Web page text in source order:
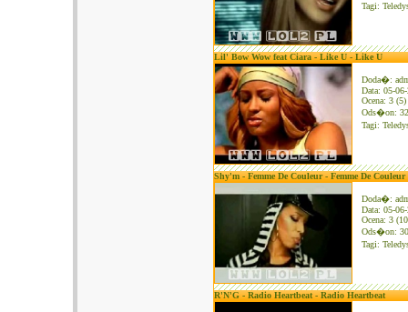
Tagi:
Lil' Bow Wow feat Ciara - Like U - Like U
Doda�:
Data: 05-
Ocena: 3 (5)
Ods�on:
Tagi:
Shy'm - Femme De Couleur - Femme De Couleur
Doda�:
Data: 05-
Ocena: 3
Ods�on:
Tagi:
R'N'G - Radio Heartbeat - Radio Heartbeat